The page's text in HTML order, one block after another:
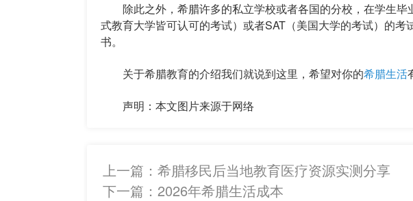
除此之外，希腊许多的私立学校或者各国的分校，在学生毕
式教育大学皆可认可的考试）或者SAT（美国大学的考试）的
书。
关于希腊教育的介绍我们就说到这里，希望对你的希腊生活
声明：本文图片来源于网络
上一篇： 希腊移民后当地教育医疗资源实测分享
下一篇： 2026年希腊生活成本